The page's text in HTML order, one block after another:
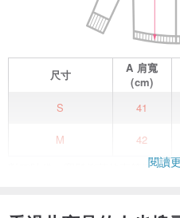
尺寸 A 肩寬
(cm)
S
41
M 42
對稱貼袋，寬鬆俐落的直筒微落
的法式感； 或是經典不落伍的條
閱讀